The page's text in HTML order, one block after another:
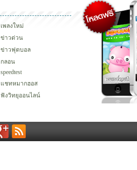
ปฏิทิน 2556 เฟซบุ๊ก ทวิ
เพลงใหม่
ข่าวด่วน
ข่าวฟุตบอล
กลอน
speedtest
แชทหมากฮอส
ฟังวิทยุออนไลน์